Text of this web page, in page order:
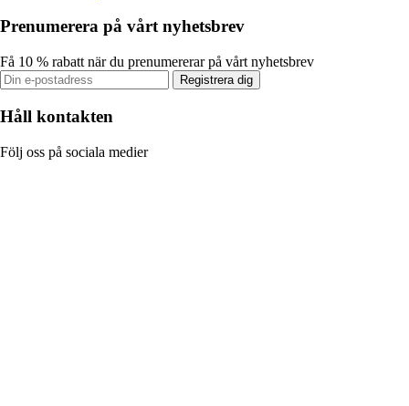
Prenumerera på vårt nyhetsbrev
Få 10 % rabatt när du prenumererar på vårt nyhetsbrev
Registrera dig
Håll kontakten
Följ oss på sociala medier